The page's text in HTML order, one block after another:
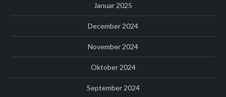
Januar 2025
December 2024
November 2024
Oktober 2024
September 2024